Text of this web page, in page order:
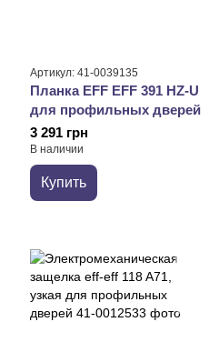
Артикул: 41-0039135
Планка EFF EFF 391 HZ-U
для профильных дверей
3 291 грн
В наличии
Купить